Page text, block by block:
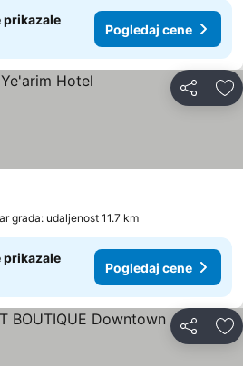
prikazale
Pogledaj cene
Deli
grada: udaljenost 11.7 km
prikazale
Pogledaj cene
Deli